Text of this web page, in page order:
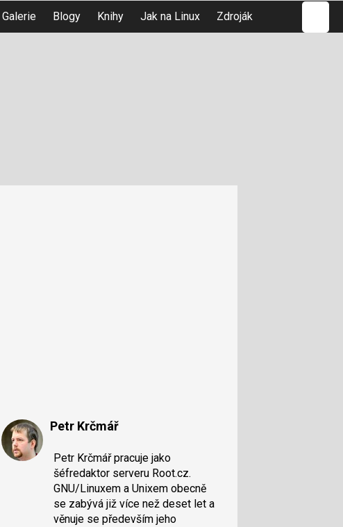
Galerie Blogy Knihy Jak na Linux Zdroják
Petr Krčmář
Petr Krčmář pracuje jako
šéfredaktor serveru Root.cz.
GNU/Linuxem a Unixem obecně
se zabývá již více než deset let a
věnuje se především jeho